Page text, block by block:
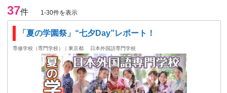
37件 1-30件を表示
「夏の学園祭」“七夕Day”レポート！
専修学校（専門学校）｜東京都 日本外国語専門学校